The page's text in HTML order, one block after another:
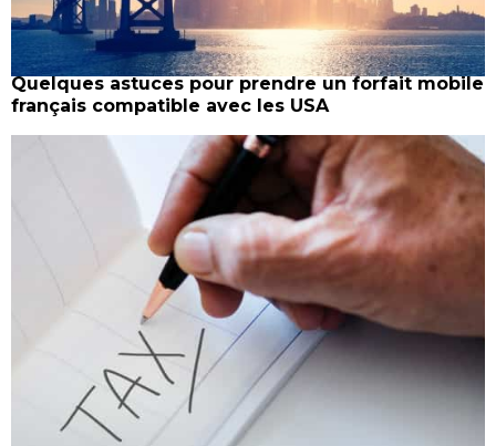
Quelques astuces pour prendre un forfait mobile
français compatible avec les USA